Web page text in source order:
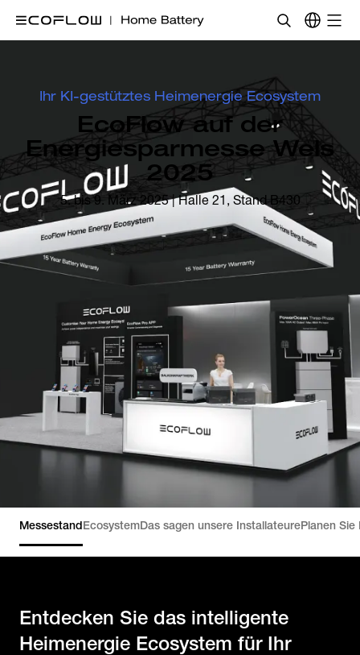
Ihr KI-gestütztes Heimenergie Ecosystem
EcoFlow auf der
Energiesparmesse Wels
2025
5. bis 9. März 2025 | Halle 21, Stand B430
MessestandEcosystemDas sagen unsere InstallateurePlanen Sie
Entdecken Sie das intelligente
Heimenergie Ecosystem für Ihr